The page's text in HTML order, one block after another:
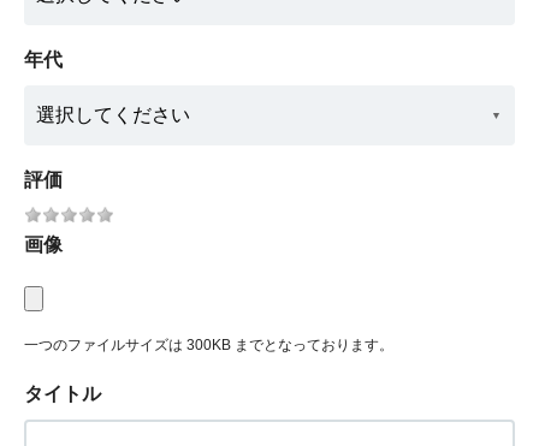
年代
評価
画像
一つのファイルサイズは 300KB までとなっております。
タイトル